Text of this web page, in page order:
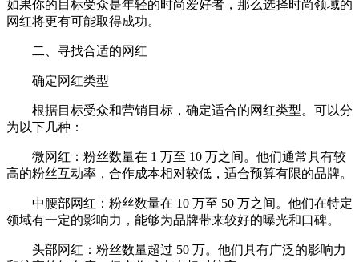
如果你的目标受众是年轻的时尚爱好者，那么选择时尚领域的
网红将更有可能取得成功。
二、寻找合适的网红
确定网红类型
根据目标受众和营销目标，确定适合的网红类型。可以分
为以下几种：
微网红：粉丝数量在 1 万至 10 万之间。他们通常具有较
高的粉丝互动率，合作成本相对较低，适合预算有限的品牌。
中腰部网红：粉丝数量在 10 万至 50 万之间。他们在特定
领域有一定的影响力，能够为品牌带来较好的曝光和口碑。
头部网红：粉丝数量超过 50 万。他们具有广泛的影响力